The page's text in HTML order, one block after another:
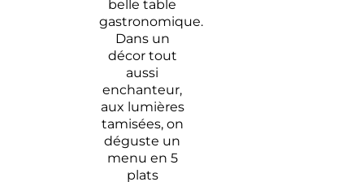
belle table
gastronomique.
Dans un
décor tout
aussi
enchanteur,
aux lumières
tamisées, on
déguste un
menu en 5
plats